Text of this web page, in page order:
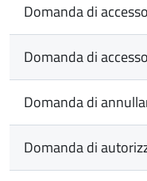
Domanda di
Domanda di
Domanda di
Domanda di